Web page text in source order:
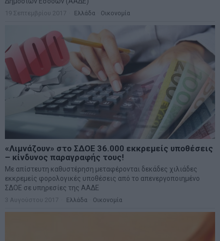
19 Σεπτεμβρίου 2017 Ελλάδα Οικονομία
«Λιμνάζουν» στο ΣΔΟΕ 36.000 εκκρεμείς υποθέσεις
– κίνδυνος παραγραφής τους!
Με απίστευτη καθυστέρηση μεταφέρονται δεκάδες χιλιάδες
εκκρεμείς φορολογικές υποθέσεις από το απενεργοποιημένο
ΣΔΟΕ σε υπηρεσίες της ΑΑΔΕ
3 Αυγούστου 2017 Ελλάδα Οικονομία